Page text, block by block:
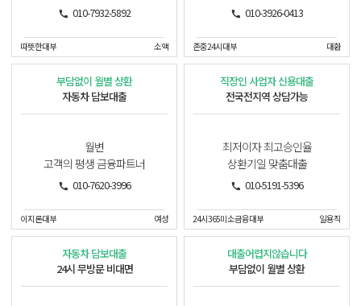
010-7932-5892
따뜻한대부 소액
010-3926-0413
존중24시대부 대환
부담없이 월별 상환
자동차 담보대출
월변
고객의 평생 금융파트너
010-7620-3996
이지론대부 여성
직장인 사업자 신용대출
전국전지역 상담가능
최저이자 최고승인율
상환기일 맞춤대출
010-5191-5396
24시365미소금융대부 일용직
자동차 담보대출
24시 무방문 비대면
대출어렵지않습니다
부담없이 월별 상환